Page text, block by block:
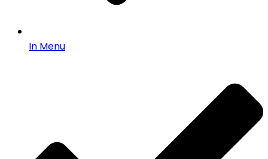
In Menu